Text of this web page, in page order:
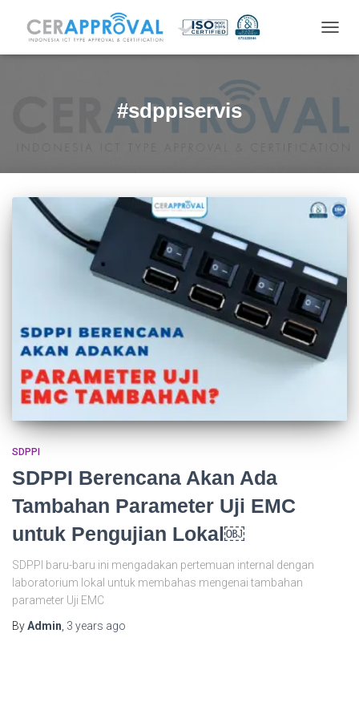
#sdppiservis
SDPPI
SDPPI Berencana Akan Ada
Tambahan Parameter Uji EMC
untuk Pengujian Lokal￼
SDPPI baru-baru ini mengadakan pertemuan internal dengan
laboratorium lokal untuk membahas mengenai tambahan
parameter Uji EMC
ByAdmin 3 years ago